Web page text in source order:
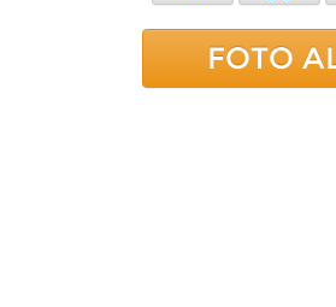
FOTO